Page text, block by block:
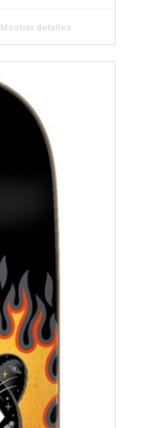
Mostrar detalles